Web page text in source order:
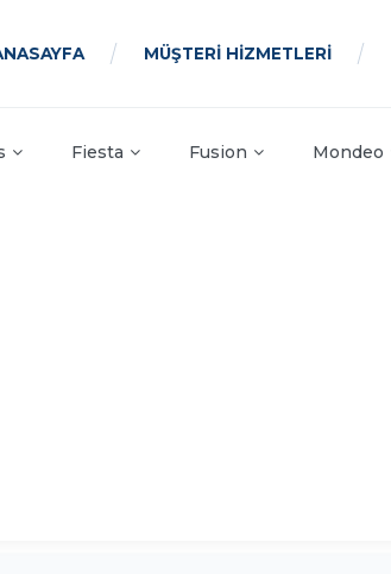
MÜŞTERİ HİZMETLERİ
Fiesta Fusion Mondeo